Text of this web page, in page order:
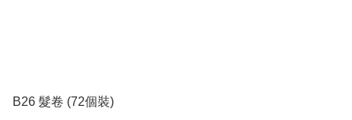
B26 髮卷 (72個裝)